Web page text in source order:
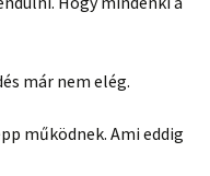
már nem elég.
működnek. Ami eddig